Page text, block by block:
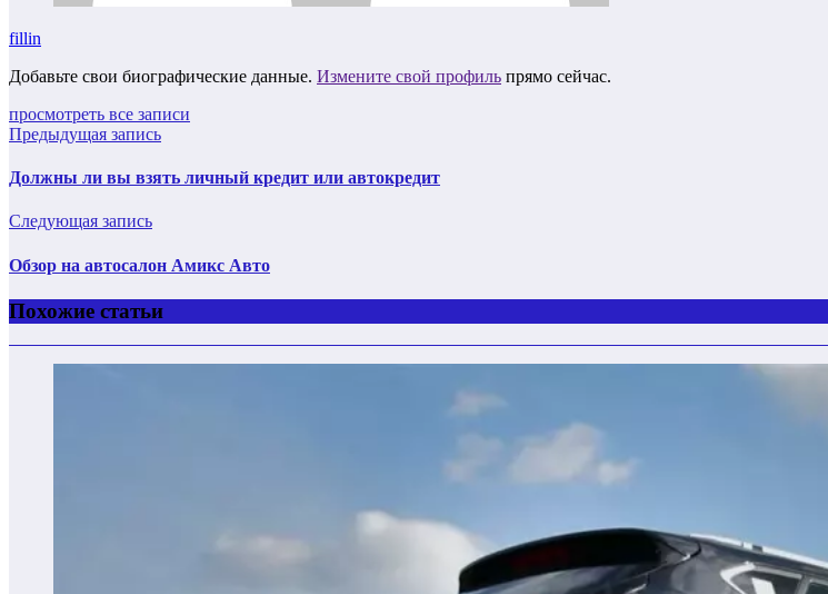
fillin
Добавьте свои биографические данные. Измените свой профиль прямо сейчас.
просмотреть все записи
Предыдущая запись
Должны ли вы взять личный кредит или автокредит
Следующая запись
Обзор на автосалон Амикс Авто
Похожие статьи